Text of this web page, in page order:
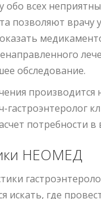
обо всех
позволяют врачу
обследование.
производится
потребности
НЕОМЕД
искать, где